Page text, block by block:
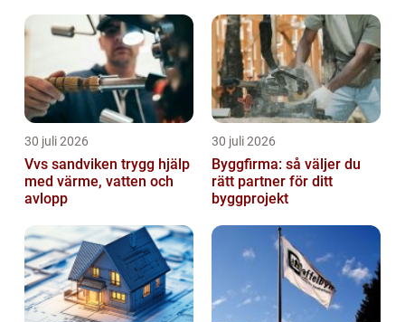
30 juli 2026
Vvs sandviken trygg hjälp
med värme, vatten och
avlopp
30 juli 2026
Byggfirma: så väljer du
rätt partner för ditt
byggprojekt